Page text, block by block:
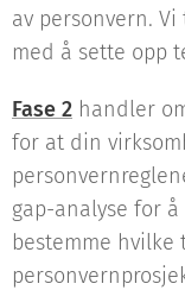
av personvern.
med å sette opp
Fase 2 handler
for at din
gap-analyse for
bestemme hvilke